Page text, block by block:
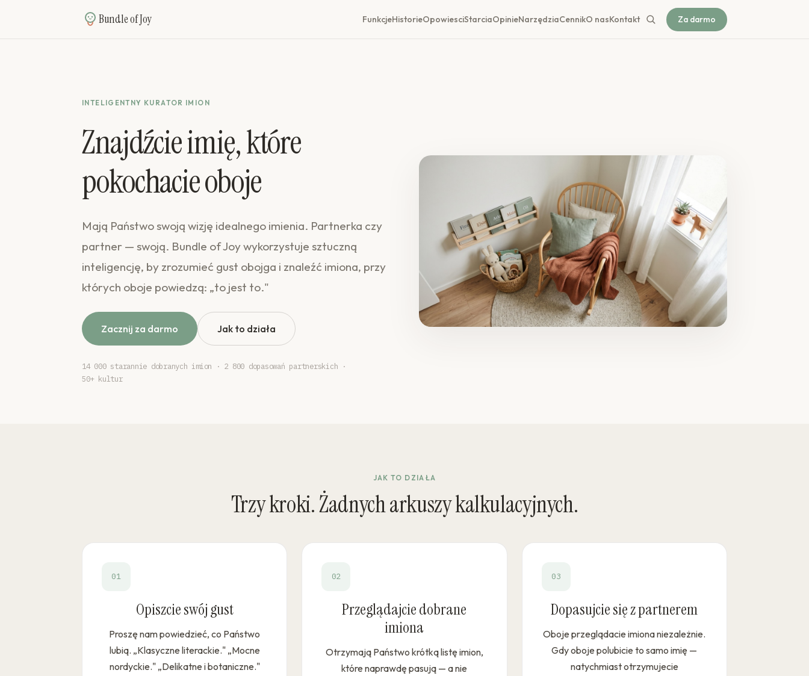
Bundle of Joy FunkcjeHistorieOpowiesciStarciaOpinieNarzędziaCennikO nasKontakt Za darmo
INTELIGENTNY KURATOR IMION
Znajdźcie imię, które
pokochacie oboje
Mają Państwo swoją wizję idealnego imienia. Partnerka czy
partner — swoją. Bundle of Joy wykorzystuje sztuczną
inteligencję, by zrozumieć gust obojga i znaleźć imiona, przy
których oboje powiedzą: „to jest to."
Zacznij za darmo Jak to działa
14 000 starannie dobranych imion · 2 800 dopasowań partnerskich ·
50+ kultur
JAK TO DZIAŁA
Trzy kroki. Żadnych arkuszy kalkulacyjnych.
01
Opiszcie swój gust
Proszę nam powiedzieć, co Państwo
lubią. „Klasyczne literackie." „Mocne
nordyckie." „Delikatne i botaniczne."
02
Przeglądajcie dobrane
imiona
Otrzymają Państwo krótką listę imion,
które naprawdę pasują — a nie
03
Dopasujcie się z partnerem
Oboje przeglądacie imiona niezależnie.
Gdy oboje polubicie to samo imię —
natychmiast otrzymujecie